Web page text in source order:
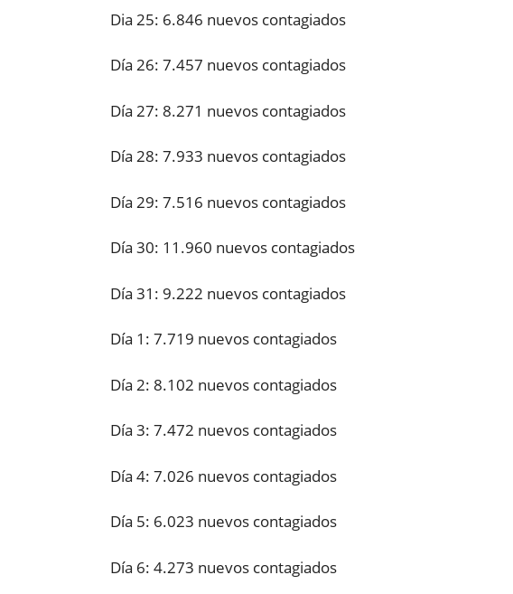
Dia 25: 6.846 nuevos contagiados
Día 26: 7.457 nuevos contagiados
Día 27: 8.271 nuevos contagiados
Día 28: 7.933 nuevos contagiados
Día 29: 7.516 nuevos contagiados
Día 30: 11.960 nuevos contagiados
Día 31: 9.222 nuevos contagiados
Día 1: 7.719 nuevos contagiados
Día 2: 8.102 nuevos contagiados
Día 3: 7.472 nuevos contagiados
Día 4: 7.026 nuevos contagiados
Día 5: 6.023 nuevos contagiados
Día 6: 4.273 nuevos contagiados